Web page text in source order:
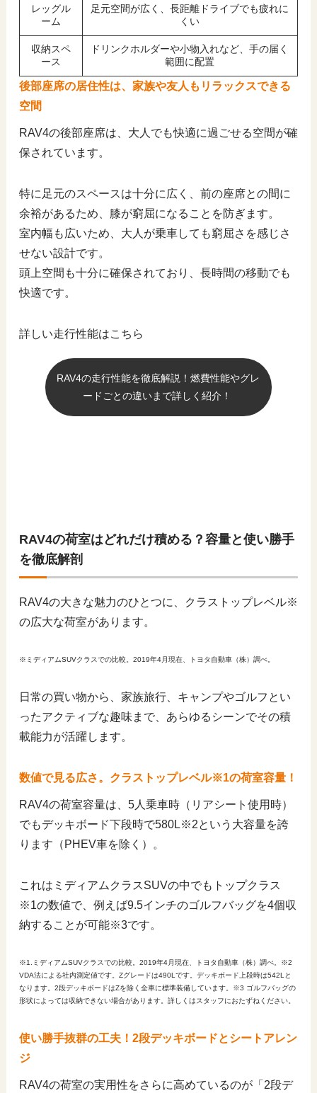
レッグル
ーム
足元空間が広く、長距離ドライブでも疲れに
くい
収納スペ
ース
ドリンクホルダーや小物入れなど、手の届く
範囲に配置
後部座席の居住性は、家族や友人もリラックスできる
空間
RAV4の後部座席は、大人でも快適に過ごせる空間が確
保されています。
特に足元のスペースは十分に広く、前の座席との間に
余裕があるため、膝が窮屈になることを防ぎます。
室内幅も広いため、大人が乗車しても窮屈さを感じさ
せない設計です。
頭上空間も十分に確保されており、長時間の移動でも
快適です。
詳しい走行性能はこちら
RAV4の走行性能を徹底解説！燃費性能やグレ
ードごとの違いまで詳しく紹介！
RAV4の荷室はどれだけ積める？容量と使い勝手
を徹底解剖
RAV4の大きな魅力のひとつに、クラストップレベル※
の広大な荷室があります。
※ミディアムSUVクラスでの比較。2019年4月現在、トヨタ自動車（株）調べ。
日常の買い物から、家族旅行、キャンプやゴルフとい
ったアクティブな趣味まで、あらゆるシーンでその積
載能力が活躍します。
数値で見る広さ。クラストップレベル※1の荷室容量！
RAV4の荷室容量は、5人乗車時（リアシート使用時）
でもデッキボード下段時で580L※2という大容量を誇
ります（PHEV車を除く）。
これはミディアムクラスSUVの中でもトップクラス
※1の数値で、例えば9.5インチのゴルフバッグを4個収
納することが可能※3です。
※1.ミディアムSUVクラスでの比較。2019年4月現在、トヨタ自動車（株）調べ。※2
VDA法による社内測定値です。Zグレードは490Lです。デッキボード上段時は542Lと
なります。2段デッキボードはZを除く全車に標準装備しています。※3 ゴルフバッグの
形状によっては収納できない場合があります。詳しくはスタッフにおたずねください。
使い勝手抜群の工夫！2段デッキボードとシートアレン
ジ
RAV4の荷室の実用性をさらに高めているのが「2段デ